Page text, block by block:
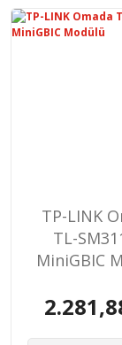
TP-LINK
TL-
MiniGBIC